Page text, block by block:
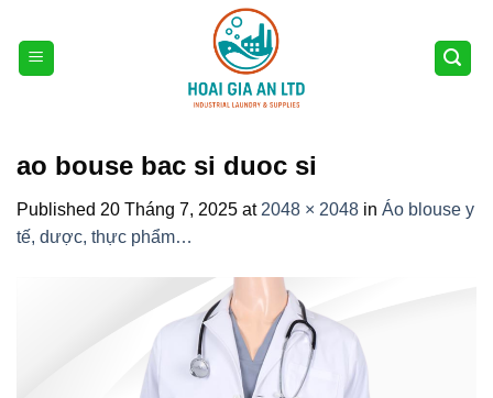
content
ao bouse bac si duoc si
Published 20 Tháng 7, 2025 at 2048 × 2048 in Áo blouse y
tế, dược, thực phẩm…